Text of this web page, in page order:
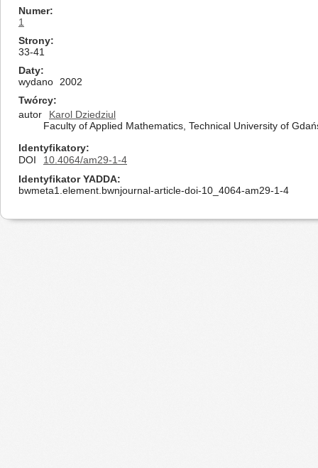
Numer
1
Strony
33-41
Daty
wydano
2002
Twórcy
autor
Karol Dziedziul
Faculty of Applied Mathematics, Technical University of
Identyfikatory
DOI
10.4064/am29-1-4
Identyfikator YADDA
bwmeta1.element.bwnjournal-article-doi-10_4064-am29-1-4